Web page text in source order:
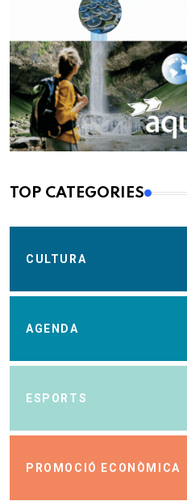
TOP CATEGORIES
CULTURA
AGENDA
ESPORTS
PROMOCIÓ ECONÒMICA